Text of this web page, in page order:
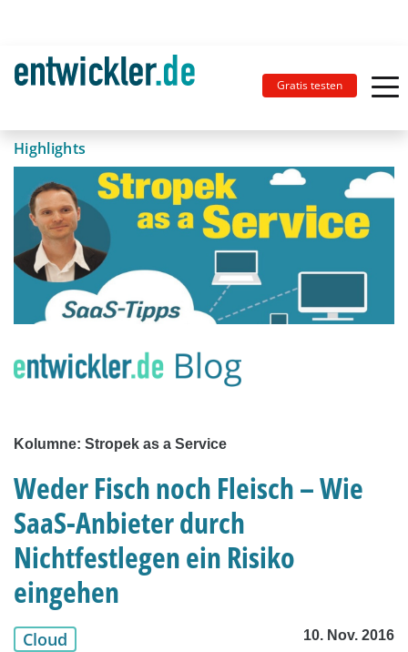
Gratis testen
Highlights
Kolumne: Stropek as a Service
Weder Fisch noch Fleisch – Wie
SaaS-Anbieter durch
Nichtfestlegen ein Risiko
eingehen
Cloud 10. Nov. 2016